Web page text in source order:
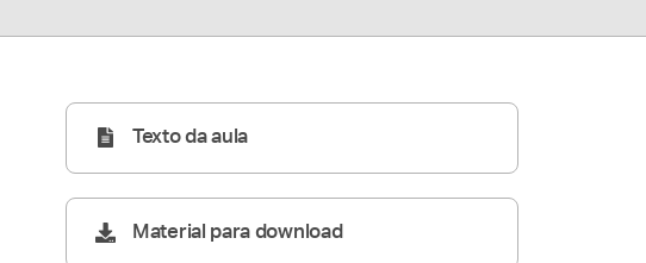
Texto da aula
Material para download